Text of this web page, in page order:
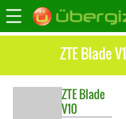
ZTE Blade
ZTEBlade
V10